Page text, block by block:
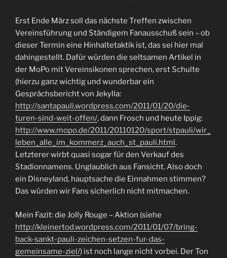
Erst Ende März soll das nächste Treffen zwischen
Vereinsführung und Ständigem Fanausschuß sein – ob
dieser Termin eine Hinhaltetaktik ist, das sei hier mal
dahingestellt. Dafür würden die seltsamen Artikel in
der MoPo mit Vereinsikonen sprechen, erst Schulte
(hierzu ganz wichtig und wunderbar ein
Gesprächsbericht von Jekylla:
http://santapauli.wordpress.com/2011/01/20/die-
turen-sind-weit-offen/, dann Frosch und heute Ippig:
http://www.mopo.de/2011/20110120/sport/stpauli/wir_
leben_alle_im_kommerz_auch_st_pauli.html.
Letzterer wirbt quasi sogar für den Verkauf des
Stadionnamens. Unglaublich aus Fansicht. Also doch
ein Disneyland, hauptsache die Einnahmen stimmen?
Das würden wir Fans sicherlich nicht mitmachen.
Mein Fazit: die Jolly Rouge – Aktion (siehe
http://kleinertod.wordpress.com/2011/01/07/bring-
back-sankt-pauli-zeichen-setzen-fur-das-
gemeinsame-ziel/) ist noch lange nicht vorbei. Der Ton